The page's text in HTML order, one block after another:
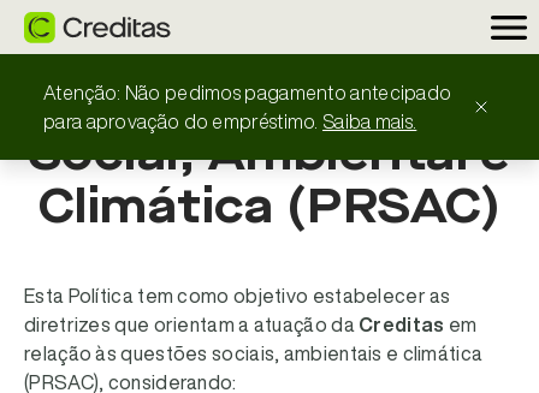
Atenção: Não pedimos pagamento antecipado
para aprovação do empréstimo. Saiba mais.
Responsabilidade
Social, Ambiental e
Climática (PRSAC)
Esta Política tem como objetivo estabelecer as
diretrizes que orientam a atuação da Creditas em
relação às questões sociais, ambientais e climática
(PRSAC), considerando: